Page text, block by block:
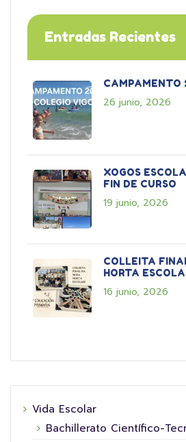
Entradas Recientes
26 junio, 2026
XOGOS
FIN DE CURSO
19 junio, 2026
COLLEITA
HORTA
16 junio, 2026
Vida Escolar
Bachillerato Científico-